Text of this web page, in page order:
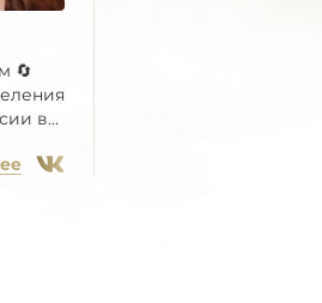
🔄
в...